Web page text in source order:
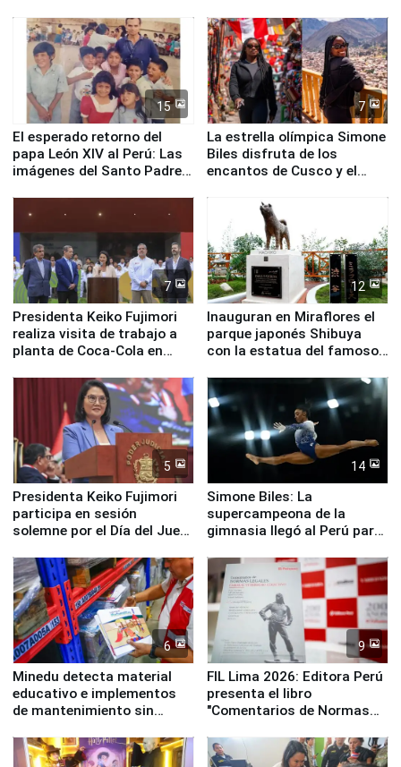
de Chile
15
El esperado retorno del
papa León XIV al Perú: Las
imágenes del Santo Padre
7
La estrella olímpica Simone
Biles disfruta de los
encantos de Cusco y el
7
Presidenta Keiko Fujimori
realiza visita de trabajo a
planta de Coca-Cola en
12
Inauguran en Miraflores el
parque japonés Shibuya
con la estatua del famoso
5
Presidenta Keiko Fujimori
participa en sesión
solemne por el Día del Juez
14
Simone Biles: La
supercampeona de la
gimnasia llegó al Perú para
Panamericanos Lima 2027
6
Minedu detecta material
educativo e implementos
de mantenimiento sin
la UGEL 2
9
FIL Lima 2026: Editora Perú
presenta el libro
"Comentarios de Normas
Derecho Colectivo"